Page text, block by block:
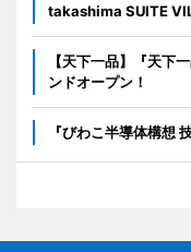
takashima SUITE
【天下一品】『天下
ンドオープン！
『びわこ半導体構想